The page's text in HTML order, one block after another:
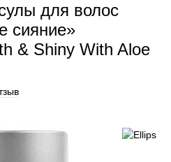
для волос
сияние»
& Shiny With Aloe